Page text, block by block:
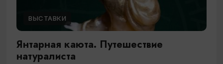
ВЫСТАВКИ
Янтарная каюта. Путешествие
натуралиста